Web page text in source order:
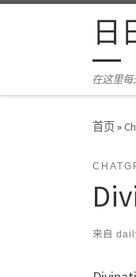
Skip to content日
在这里
首页»
来自